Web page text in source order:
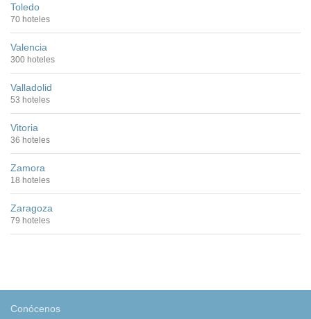
Toledo
70 hoteles
Valencia
300 hoteles
Valladolid
53 hoteles
Vitoria
36 hoteles
Zamora
18 hoteles
Zaragoza
79 hoteles
Conócenos